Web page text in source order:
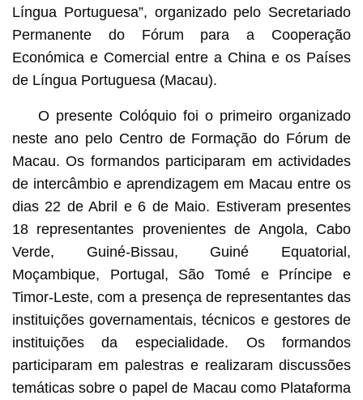
Língua Portuguesa”, organizado pelo Secretariado
Permanente do Fórum para a Cooperação
Económica e Comercial entre a China e os Países
de Língua Portuguesa (Macau).
O presente Colóquio foi o primeiro organizado
neste ano pelo Centro de Formação do Fórum de
Macau. Os formandos participaram em actividades
de intercâmbio e aprendizagem em Macau entre os
dias 22 de Abril e 6 de Maio. Estiveram presentes
18 representantes provenientes de Angola, Cabo
Verde, Guiné-Bissau, Guiné Equatorial,
Moçambique, Portugal, São Tomé e Príncipe e
Timor-Leste, com a presença de representantes das
instituições governamentais, técnicos e gestores de
instituições da especialidade. Os formandos
participaram em palestras e realizaram discussões
temáticas sobre o papel de Macau como Plataforma